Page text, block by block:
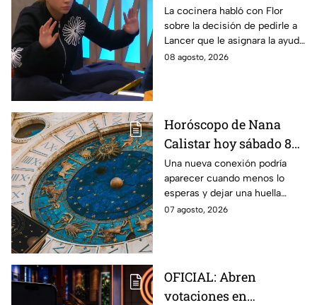
Ramahá en la pasada
gala de salvación de
MasterChef 24/7
La cocinera habló con Flor
sobre la decisión de pedirle a
Lancer que le asignara la ayuda
de Ramahá y no la de Daniela
08 agosto, 2026
Horóscopo de Nana
Calistar hoy sábado 8
de agosto del 2026 para
cada signo; una
conexión inesperada
podría transformar tus
Una nueva conexión podría
aparecer cuando menos lo
esperas y dejar una huella
importante.
07 agosto, 2026
OFICIAL: Abren
votaciones en